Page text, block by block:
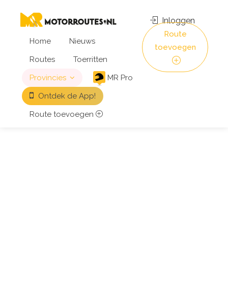
Home
Nieuws
Routes
Toerritten
Provincies
MR Pro
Ontdek de App!
Route toevoegen
Inloggen
Route
toevoegen